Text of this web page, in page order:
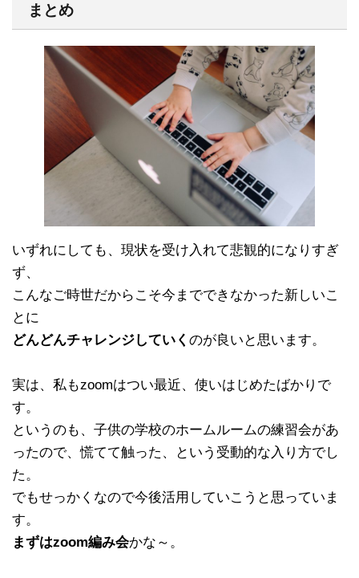
まとめ
いずれにしても、現状を受け入れて悲観的になりすぎ
ず、
こんなご時世だからこそ今までできなかった新しいこ
とに
どんどんチャレンジしていく のが良いと思います。
実は、私もzoomはつい最近、使いはじめたばかりで
す。
というのも、子供の学校のホームルームの練習会があ
ったので、慌てて触った、という受動的な入り方でし
た。
でもせっかくなので今後活用していこうと思っていま
す。
まずはzoom編み会かな～。